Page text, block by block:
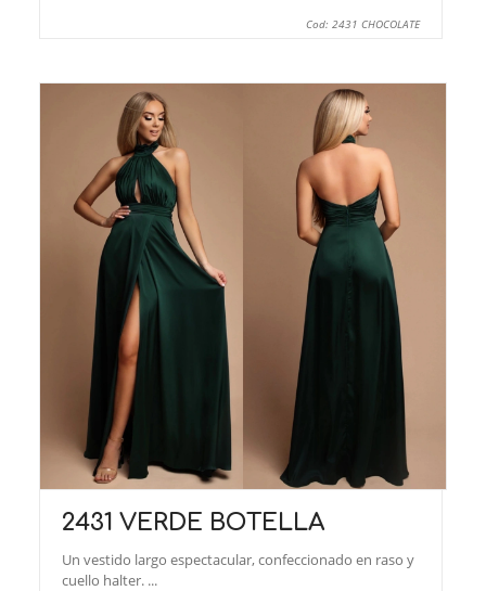
Cod: 2431 CHOCOLATE
2431 VERDE BOTELLA
Un vestido largo espectacular, confeccionado en raso y
cuello halter. ...